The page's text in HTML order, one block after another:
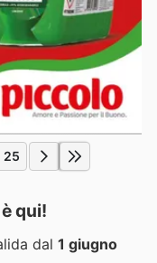
25
qui!
dal 1 giugno